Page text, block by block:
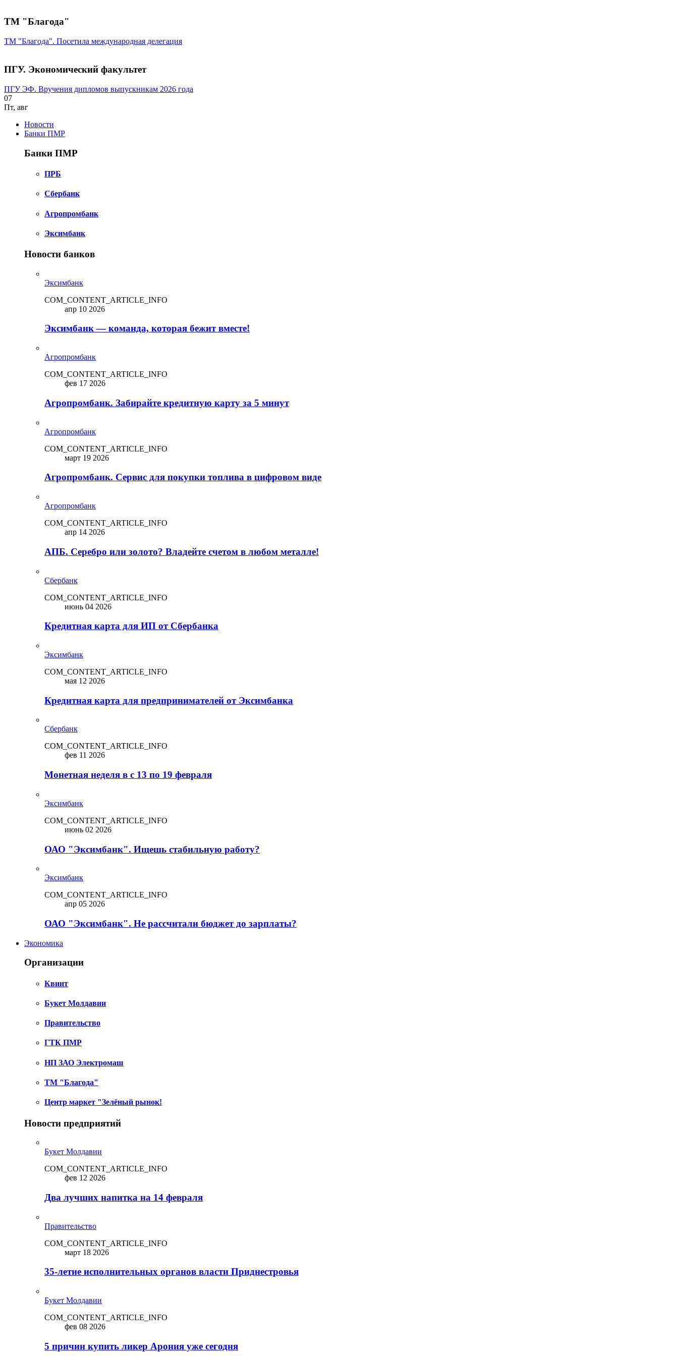
ТМ "Благода"
ТМ "Благода". Посетила международная делегация
ПГУ. Экономический факультет
ПГУ ЭФ. Вручения дипломов выпускникам 2026 года
07
Пт, авг
Новости
Банки ПМР
Банки ПМР
ПРБ
Сбербанк
Агропромбанк
Эксимбанк
Новости банков
Эксимбанк
COM_CONTENT_ARTICLE_INFO
апр 10 2026
Эксимбанк — команда, которая бежит вместе!
Агропромбанк
COM_CONTENT_ARTICLE_INFO
фев 17 2026
Агропромбанк. Забирайте кредитную карту за 5 минут
Агропромбанк
COM_CONTENT_ARTICLE_INFO
март 19 2026
Агропромбанк. Сервис для покупки топлива в цифровом виде
Агропромбанк
COM_CONTENT_ARTICLE_INFO
апр 14 2026
АПБ. Серебро или золото? Владейте счетом в любом металле!
Сбербанк
COM_CONTENT_ARTICLE_INFO
июнь 04 2026
Кредитная карта для ИП от Сбербанка
Эксимбанк
COM_CONTENT_ARTICLE_INFO
мая 12 2026
Кредитная карта для предпринимателей от Эксимбанка
Сбербанк
COM_CONTENT_ARTICLE_INFO
фев 11 2026
Монетная неделя в с 13 по 19 февраля
Эксимбанк
COM_CONTENT_ARTICLE_INFO
июнь 02 2026
ОАО "Эксимбанк". Ищешь стабильную работу?
Эксимбанк
COM_CONTENT_ARTICLE_INFO
апр 05 2026
ОАО "Эксимбанк". Не рассчитали бюджет до зарплаты?
Экономика
Организации
Квинт
Букет Молдавии
Правительство
ГТК ПМР
НП ЗАО Электромаш
ТМ "Благода"
Центр маркет "Зелёный рынок!
Новости предприятий
Букет Молдавии
COM_CONTENT_ARTICLE_INFO
фев 12 2026
Два лучших напитка на 14 февраля
Правительство
COM_CONTENT_ARTICLE_INFO
март 18 2026
35-летие исполнительных органов власти Приднестровья
Букет Молдавии
COM_CONTENT_ARTICLE_INFO
фев 08 2026
5 причин купить ликep Арония уже сегодня